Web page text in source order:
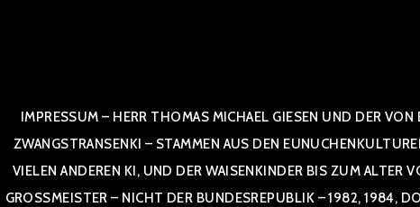
IMPRESSUM – HERR THOMAS MICHAEL GIESEN UND DER
ZWANGSTRANSENKI – STAMMEN AUS DEN
VIELEN ANDEREN KI, UND DER WAISENKINDER BIS ZUM ALTER
OSSMEISTER – NICHT DER BUNDESREPUBLIK – 1982, 1984,